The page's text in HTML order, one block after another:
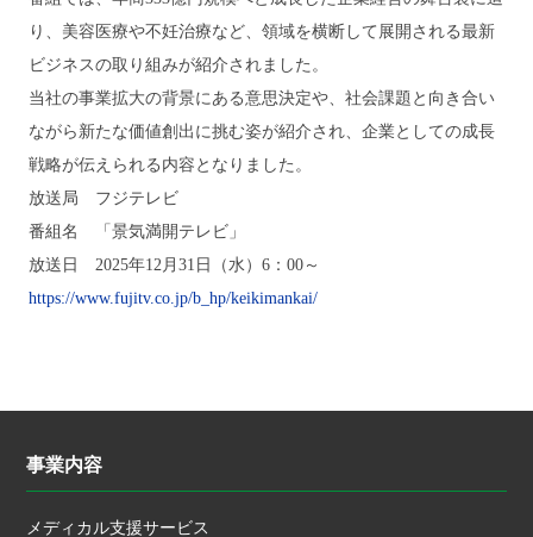
り、美容医療や不妊治療など、領域を横断して展開される最新
ビジネスの取り組みが紹介されました。
当社の事業拡大の背景にある意思決定や、社会課題と向き合い
ながら新たな価値創出に挑む姿が紹介され、企業としての成長
戦略が伝えられる内容となりました。
放送局 フジテレビ
番組名 「景気満開テレビ」
放送日 2025年12月31日（水）6：00～
https://www.fujitv.co.jp/b_hp/keikimankai/
事業内容
メディカル支援サービス